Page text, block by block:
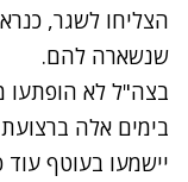
הצליחו לשגר,
שנשארה להם.
בצה"ל לא הופתעו
בימים אלה
יישמעו בעוטף